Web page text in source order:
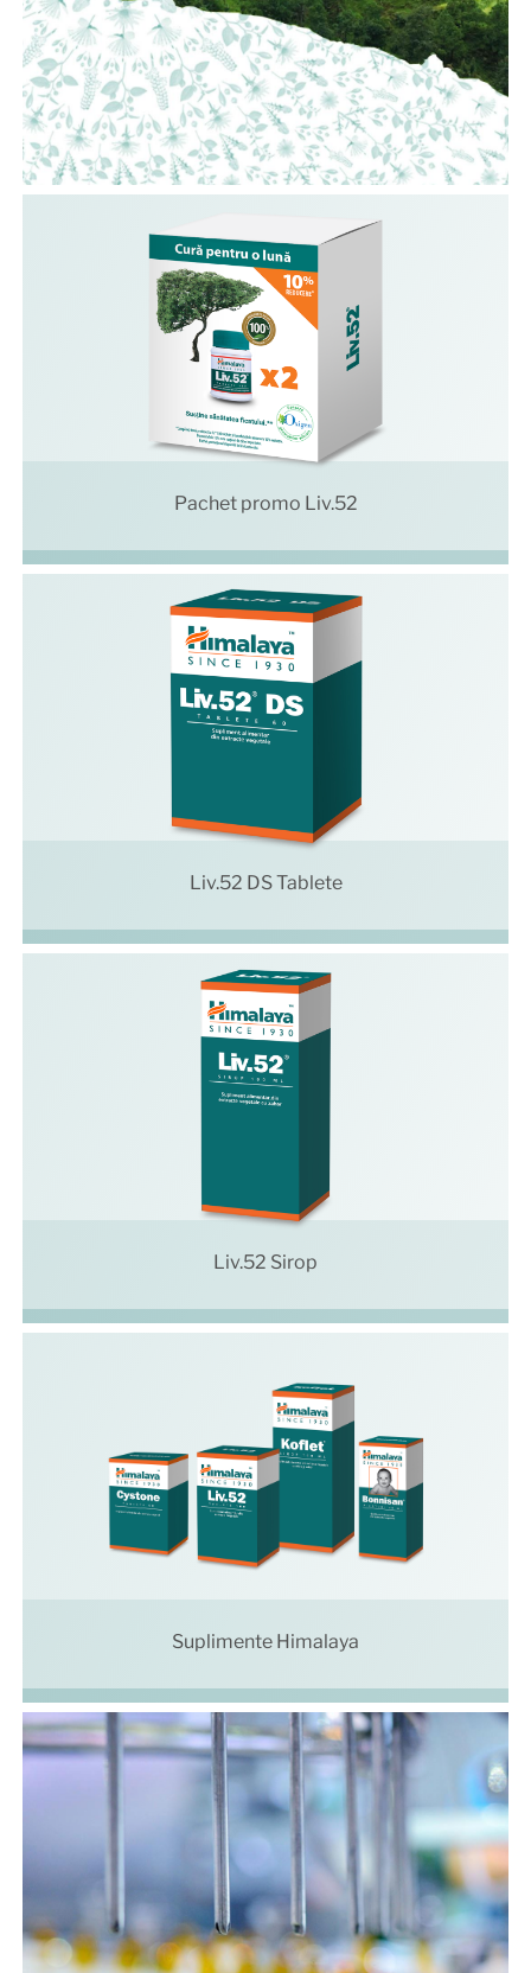
Pachet promo Liv.52
Liv.52 DS Tablete
Liv.52 Sirop
Suplimente Himalaya